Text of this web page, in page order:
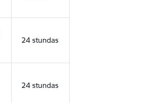
24 stundas
24 stundas